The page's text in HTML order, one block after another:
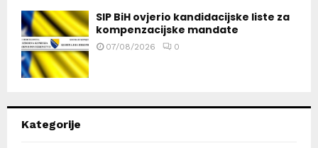
SIP BiH ovjerio kandidacijske liste za
kompenzacijske mandate
07/08/2026 0
Kategorije